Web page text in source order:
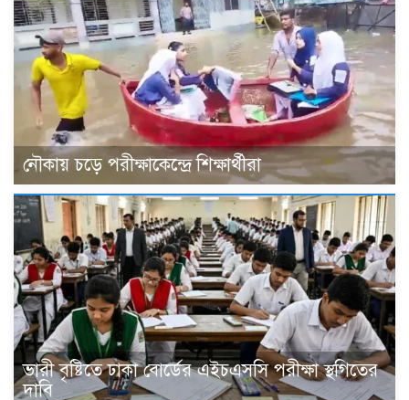
নৌকায় চড়ে পরীক্ষাকেন্দ্রে শিক্ষার্থীরা
ভারী বৃষ্টিতে ঢাকা বোর্ডের এইচএসসি পরীক্ষা স্থগিতের
দাবি